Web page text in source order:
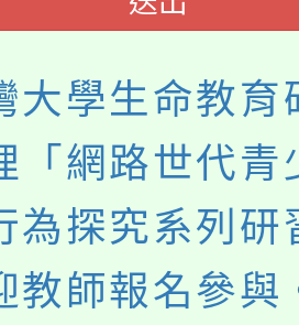
大學生命教育
「網路世代青
為探究系列研
教師報名參與